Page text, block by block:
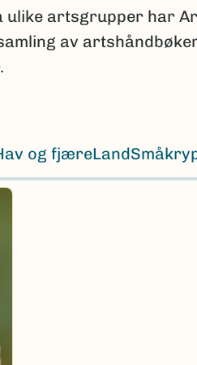
ulike artsgrupper har
av
og fjæreLand